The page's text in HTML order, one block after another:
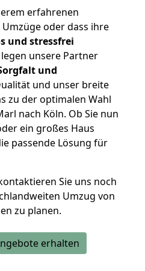
erfahrenen
oder dass ihre
und stressfrei
unsere Partner
und
und unser breite
zu der optimalen Wahl
nach Köln. Ob Sie nun
ein großes Haus
passende Lösung für
Sie uns noch
Umzug von
zu planen.
erhalten